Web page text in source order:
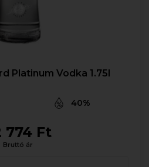
Platinum Vodka 1.75l
40%
774 Ft
Bruttó ár